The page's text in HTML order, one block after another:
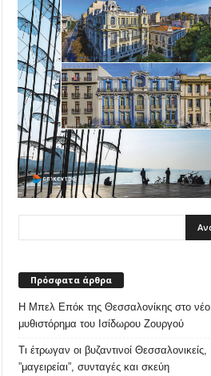
Πρόσφατα άρθρα
Η Μπελ Επόκ της Θεσσαλονίκης στο νέο
μυθιστόρημα του Ισίδωρου Ζουργού
Τι έτρωγαν οι βυζαντινοί Θεσσαλονικείς,
”μαγειρείαι”, συνταγές και σκεύη